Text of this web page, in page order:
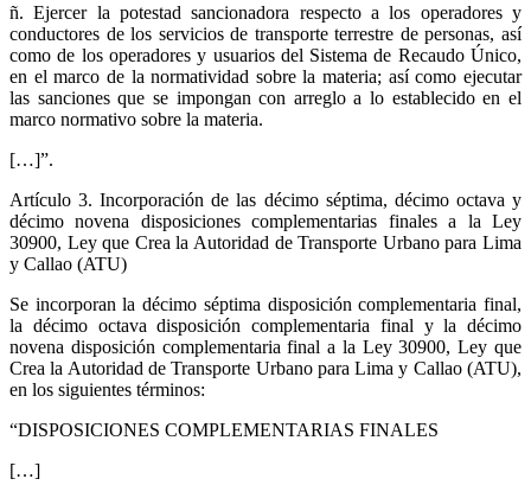
ñ. Ejercer la potestad sancionadora respecto a los operadores y
conductores de los servicios de transporte terrestre de personas, así
como de los operadores y usuarios del Sistema de Recaudo Único,
en el marco de la normatividad sobre la materia; así como ejecutar
las sanciones que se impongan con arreglo a lo establecido en el
marco normativo sobre la materia.
[…]”.
Artículo 3. Incorporación de las décimo séptima, décimo octava y
décimo novena disposiciones complementarias finales a la Ley
30900, Ley que Crea la Autoridad de Transporte Urbano para Lima
y Callao (ATU)
Se incorporan la décimo séptima disposición complementaria final,
la décimo octava disposición complementaria final y la décimo
novena disposición complementaria final a la Ley 30900, Ley que
Crea la Autoridad de Transporte Urbano para Lima y Callao (ATU),
en los siguientes términos:
“DISPOSICIONES COMPLEMENTARIAS FINALES
[…]